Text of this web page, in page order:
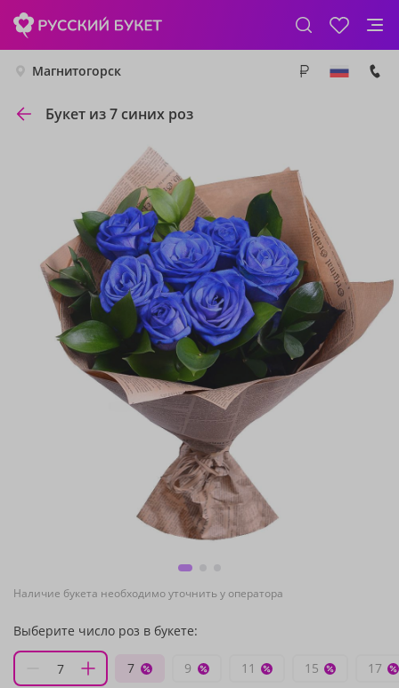
Магнитогорск
Букет из 7 синих роз
Наличие букета необходимо уточнить у оператора
Выберите число роз в букете:
7 9 11 15 17